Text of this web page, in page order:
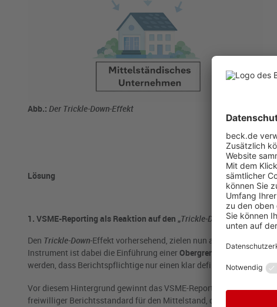
Abb.: Der Trickle-Down-Effekt
Lösung
1. VSME-Reporting als Reaktion auf den „Trickle-Down-Effekt“
Den Trickle-Down-Effekt vorhersehend, zielen nun aktuelle
Instrument ist dabei die Einführung einerObergrenze für ESG-
werden, dass Berichtspflichtige nur einen klar definierten Umfang
Vor diesem Hintergrund gewinnt das VSME-Reporting an
freiwilliger Berichtsstandard für den Mittelstand, der eine